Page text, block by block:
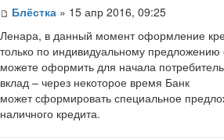
Блёстка » 15 апр 2016, 09:25
Ленара, в данный момент оформление
только по индивидуальному
можете оформить для начала
вклад – через некоторое время Банк
может сформировать специальное
наличного кредита.